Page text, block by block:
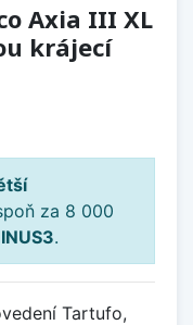
Axia III XL
krájecí
za 8 000
.
Tartufo,